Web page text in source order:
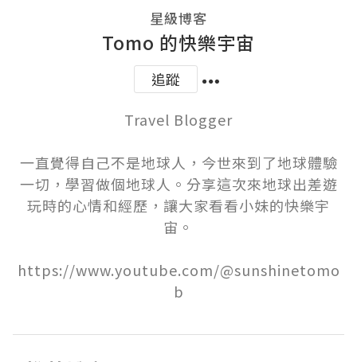
星級博客
Tomo 的快樂宇宙
追蹤
Travel Blogger
一直覺得自己不是地球人，今世來到了地球體驗
一切，學習做個地球人。分享這次來地球出差遊
玩時的心情和經歷，讓大家看看小妹的快樂宇
宙。
https://www.youtube.com/@sunshinetomo
b